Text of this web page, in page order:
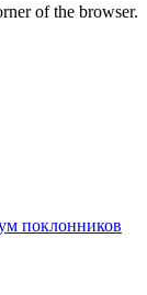
of the browser.
поклонников